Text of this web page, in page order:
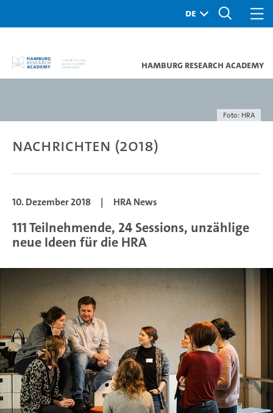
Hamburg Research Academy
Foto: HRA
Nachrichten (2018)
10. Dezember 2018 | HRA News
111 Teilnehmende, 24 Sessions, unzählige
neue Ideen für die HRA